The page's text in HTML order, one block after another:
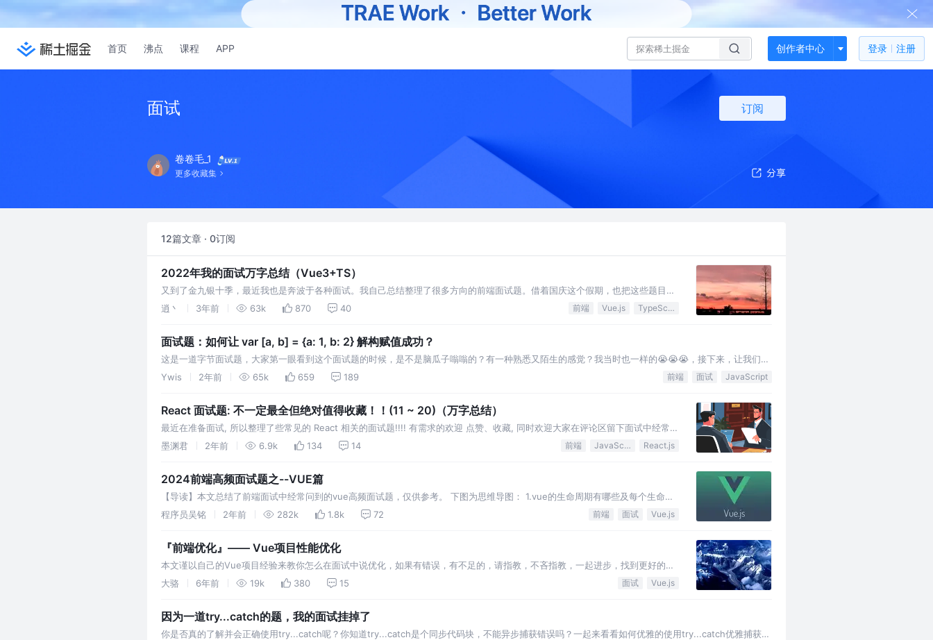
首页 沸点 课程 APP 创作者中心 登录 注册
面试 订阅
卷卷毛_1
更多收藏集
12篇文章 · 0订阅
2022年我的面试万字总结（Vue3+TS）
又到了金九银十季，最近我也是奔波于各种面试。我自己总结整理了很多方向的前端面试题。借着国庆这个假期，也把这些题目总
结分享给大家，也祝正在面试的朋友们能够拿到满意的offer。
逍丶 3年前 63k 870 40 前端 Vue.js TypeScript
面试题：如何让 var [a, b] = {a: 1, b: 2} 解构赋值成功？
这是一道字节面试题，大家第一眼看到这个面试题的时候，是不是脑瓜子嗡嗡的？有一种熟悉又陌生的感觉？我当时也一样的😭😭😭，接下来，让我们看
看思路吧。
Ywis 2年前 65k 659 189 前端 面试 JavaScript
React 面试题: 不一定最全但绝对值得收藏！！(11 ~ 20)（万字总结）
最近在准备面试, 所以整理了些常见的 React 相关的面试题!!!! 有需求的欢迎 点赞、收藏, 同时欢迎大家在评论区留下面试中经常被
问到的问题, 一起讨论....
墨渊君 2年前 6.9k 134 14 前端 JavaScript React.js
2024前端高频面试题之--VUE篇
【导读】本文总结了前端面试中经常问到的vue高频面试题，仅供参考。 下图为思维导图： 1.vue的生命周期有哪些及每个生命周
期做了什么？ beforeCreate是new Vue()之后触发的第一个钩
程序员吴铭 2年前 282k 1.8k 72 前端 面试 Vue.js
『前端优化』—— Vue项目性能优化
本文谨以自己的Vue项目经验来教你怎么在面试中说优化，如果有错误，有不足的，请指教，不吝指教，一起进步，找到更好的工
作。如果觉得的本文对您有帮助，点个赞支持一下。 我个人认为性能优化可以从三个方面来进行，一是代码层面的优化，二是项目
大骆 6年前 19k 380 15 面试 Vue.js
因为一道try...catch的题，我的面试挂掉了
你是否真的了解并会正确使用try...catch呢？你知道try...catch是个同步代码块，不能异步捕获错误吗？一起来看看如何优雅的使用try...catch优雅捕获异